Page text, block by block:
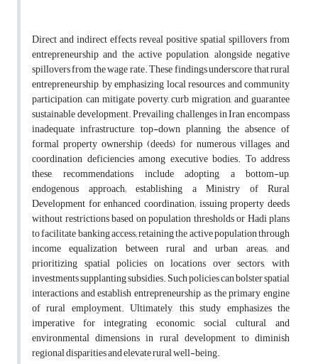
Direct and indirect effects reveal positive spatial spillovers from
entrepreneurship and the active population, alongside negative
spillovers from the wage rate. These findings underscore that rural
entrepreneurship, by emphasizing local resources and community
participation, can mitigate poverty, curb migration, and guarantee
sustainable development. Prevailing challenges in Iran encompass
inadequate infrastructure, top-down planning, the absence of
formal property ownership (deeds) for numerous villages, and
coordination deficiencies among executive bodies. To address
these, recommendations include adopting a bottom-up,
endogenous approach; establishing a Ministry of Rural
Development for enhanced coordination; issuing property deeds
without restrictions based on population thresholds or Hadi plans
to facilitate banking access; retaining the active population through
income equalization between rural and urban areas; and
prioritizing spatial policies on locations over sectors, with
investments supplanting subsidies. Such policies can bolster spatial
interactions and establish entrepreneurship as the primary engine
of rural employment. Ultimately, this study emphasizes the
imperative for integrating economic, social, cultural, and
environmental dimensions in rural development to diminish
regional disparities and elevate rural well-being.